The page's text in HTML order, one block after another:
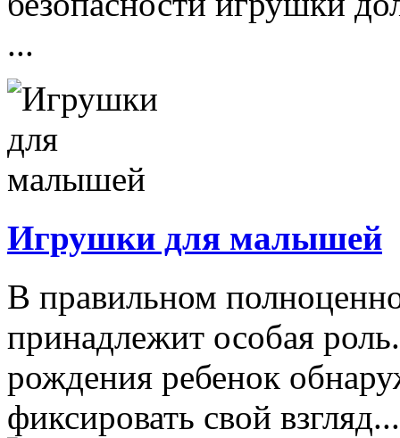
...
Игрушки для малышей
В правильном
принадлежит особая
рождения ребенок
фиксировать свой взгляд...